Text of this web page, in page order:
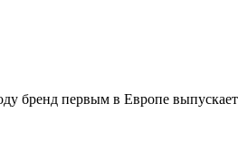
бренд первым в Европе